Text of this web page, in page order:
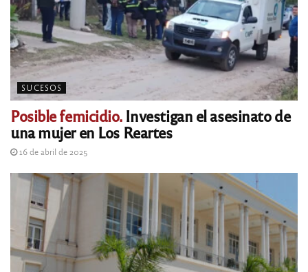
SUCESOS
Posible femicidio.Investigan el asesinato de
una mujer en Los Reartes
16 de abril de 2025